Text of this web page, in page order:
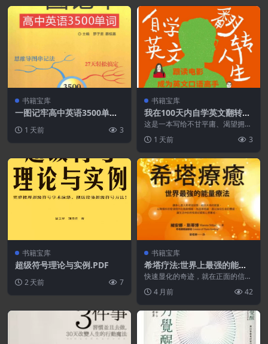
书籍宝库
一图记牢高中英语3500单词.
1 天前 3
书籍宝库
我在100天内自学英文翻转人
生 : 跟读电影成为英文口说高
手
这是一本写给不甘平庸、渴望拥有
在书中,梦想导师张...
1 天前 3
书籍宝库
超级符号理论与实例.PDF
2 天前 7
书籍宝库
希塔疗法:世界上最强的能量
疗法.PDF
快速显化的奇迹，就在正面的信念
中全身进入希塔波状态，结合大地
的能量，以无条件的爱...
4 月前 42